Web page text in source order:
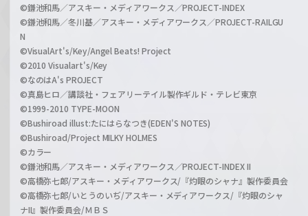
©鎌池和馬／アスキー・メディアワークス／PROJECT-INDEX
©鎌池和馬／冬川基／アスキー・メディアワークス／PROJECT-RAILGU
N
©VisualArt's/Key/Angel Beats! Project
©2010 Visualart's/Key
©なのはA's PROJECT
©真島ヒロ／講談社・フェアリーテイル製作ギルド・テレビ東京
©1999-2010 TYPE-MOON
©Bushiroad illust:たにはらなつき(EDEN'S NOTES)
©Bushiroad/Project MILKY HOLMES
©カラー
©鎌池和馬／アスキー・メディアワークス／PROJECT-INDEX II
©高橋弥七郎/アスキー・メディアワークス/『灼眼のシャナ』製作委員会
©高橋弥七郎/いとうのいぢ/アスキー・メディアワークス/『灼眼のシャ
ナII』製作委員会/ＭＢＳ